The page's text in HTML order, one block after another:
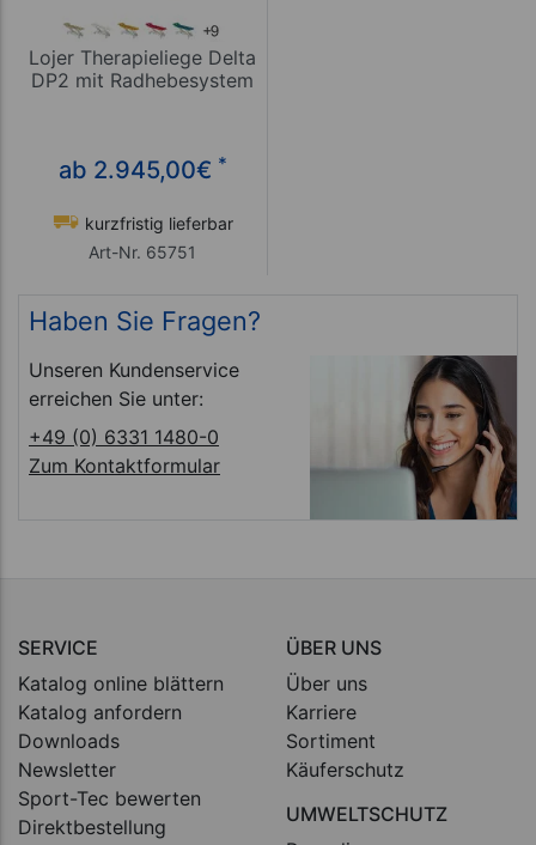
Lojer Therapieliege Delta
DP2 mit Radhebesystem
ab 2.945,00€ *
kurzfristig lieferbar
Art-Nr. 65751
Haben Sie Fragen?
Unseren Kundenservice
erreichen Sie unter:
+49 (0) 6331 1480-0
Zum Kontaktformular
SERVICE
Katalog online blättern
Katalog anfordern
Downloads
Newsletter
Sport-Tec bewerten
Direktbestellung
ÜBER UNS
Über uns
Karriere
Sortiment
Käuferschutz
UMWELTSCHUTZ